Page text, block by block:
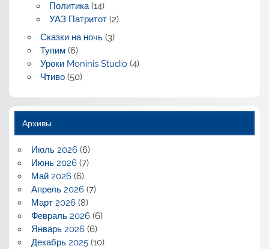
Политика(14)
УАЗ Патритот(2)
Сказки на ночь(3)
Тупим(6)
Уроки Moninis Studio(4)
Чтиво(50)
Архивы
Июль 2026(6)
Июнь 2026(7)
Май 2026(6)
Апрель 2026(7)
Март 2026(8)
Февраль 2026(6)
Январь 2026(6)
Декабрь 2025(10)